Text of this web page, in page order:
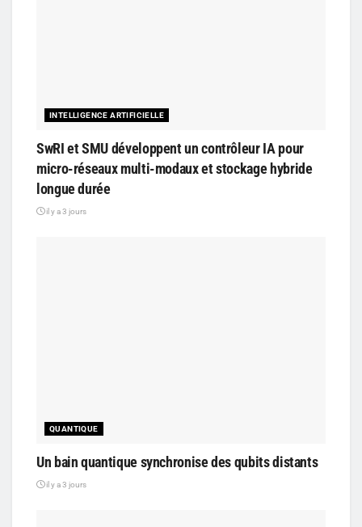
INTELLIGENCE ARTIFICIELLE
SwRI et SMU développent un contrôleur IA pour
micro-réseaux multi-modaux et stockage hybride
longue durée
il y a 3 jours
QUANTIQUE
Un bain quantique synchronise des qubits distants
il y a 3 jours